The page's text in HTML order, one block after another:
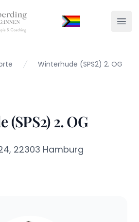
Winterhude (SPS2) 2. OG
2. OG
22303 Hamburg